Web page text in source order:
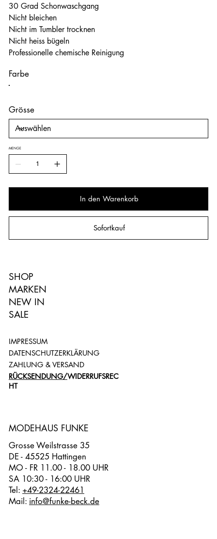
30 Grad Schonwaschgang
Nicht bleichen
Nicht im Tumbler trocknen
Nicht heiss bügeln
Professionelle chemische Reinigung
Farbe
Grösse
MENGE
In den Warenkorb
Sofortkauf
SHOP
MARKEN
NEW IN
SALE
IMPRESSUM
DATENSCHUTZERKLÄRUNG
ZAHLUNG & VERSAND
RÜCKSENDUNG/WIDERRUFSREC
HT
Grosse Weilstrasse 35
DE - 45525 Hattingen
MO - FR 11.00 - 18.00 UHR
SA 10:30 - 16:00 UHR
Tel: +49-2324-22461
Mail: info@funke-beck.de
MODEHAUS FUNKE